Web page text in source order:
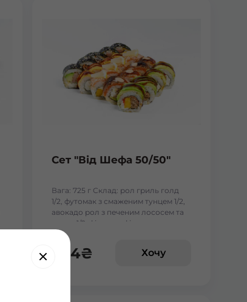
Сет "Від Шефа 50/50"
Вага: 725 г Склад: рол гриль голд
1/2, футомак з смаженим тунцем 1/2,
авокадо рол з печеним лососем та
манго 1/2, філадельфія гриль з манго
1/2, чіз рол 1/2
454₴ Хочу